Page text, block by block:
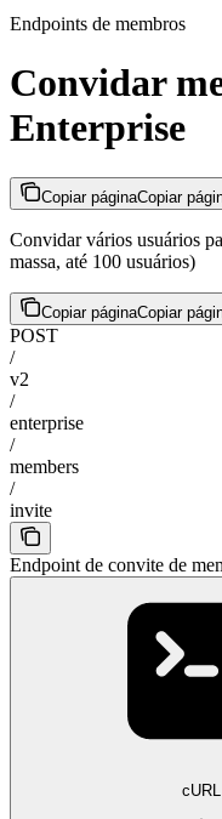
Endpoints de membros
Convidar
Enterprise
Copiar páginaCopiar
Convidar vários usuários
massa, até 100 usuários)
Copiar páginaCopiar
POST
/
v2
/
enterprise
/
members
/
invite
Endpoint de convite de
cURL